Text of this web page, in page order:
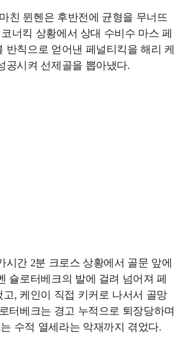
친 뮌헨은 후반전에 균형을 무너뜨
너킥 상황에서 상대 수비수 마스 페
반칙으로 얻어낸 페널티킥을 해리 케
공시켜 선제골을 뽑아냈다.
시간 2분 크로스 상황에서 골문 앞에
슐로터베크의 발에 걸려 넘어져 페
고, 케인이 직접 키커로 나서서 골망
터베크는 경고 누적으로 퇴장당하며
수적 열세라는 악재까지 겪었다.